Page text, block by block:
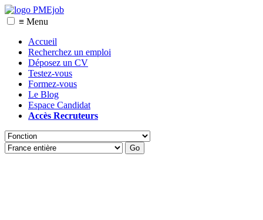
≡ Menu
Accueil
Recherchez un emploi
Déposez un CV
Testez-vous
Formez-vous
Le Blog
Espace Candidat
Accès Recruteurs